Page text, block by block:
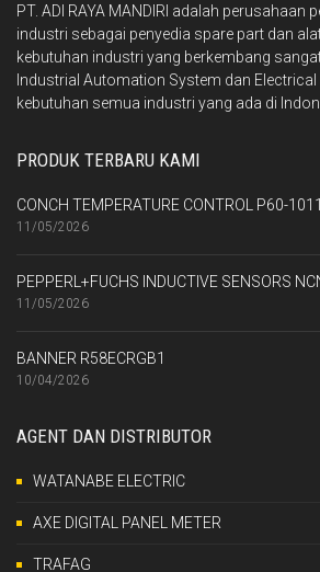
PT. ADI RAYA MANDIRI adalah perusahaan
industri sebagai penyedia spare part dan
kebutuhan industri yang berkembang
Industrial Automation System dan
kebutuhan semua industri yang ada di
PRODUK TERBARU KAMI
CONCH TEMPERATURE CONTROL P60-
11/05/2026
PEPPERL+FUCHS INDUCTIVE SENSORS
11/05/2026
BANNER R58ECRGB1
10/04/2026
AGENT DAN DISTRIBUTOR
WATANABE ELECTRIC
AXE DIGITAL PANEL METER
TRAFAG